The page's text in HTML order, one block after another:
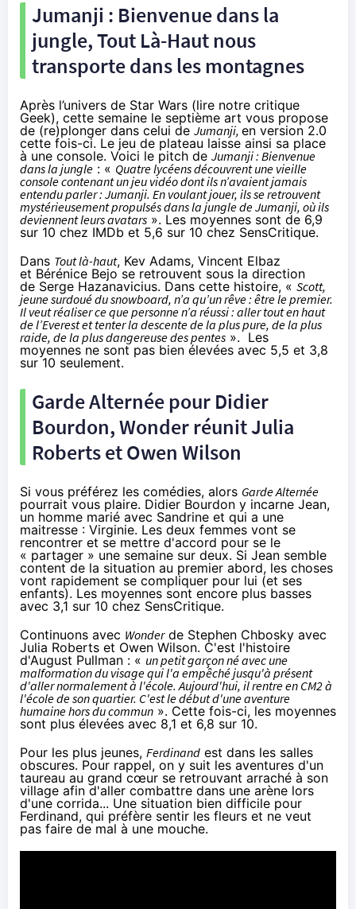
Jumanji : Bienvenue dans la
jungle, Tout Là-Haut nous
transporte dans les montagnes
Après l’univers de Star Wars (lire notre critique
Geek), cette semaine le septième art vous propose
de (re)plonger dans celui de Jumanji, en version 2.0
cette fois-ci. Le jeu de plateau laisse ainsi sa place
à une console. Voici le pitch de Jumanji : Bienvenue
dans la jungle : « Quatre lycéens découvrent une vieille
console contenant un jeu vidéo dont ils n’avaient jamais
entendu parler : Jumanji. En voulant jouer, ils se retrouvent
mystérieusement propulsés dans la jungle de Jumanji, où ils
deviennent leurs avatars ». Les moyennes sont de 6,9
sur 10 chez IMDb et 5,6 sur 10 chez SensCritique.
Dans Tout là-haut, Kev Adams, Vincent Elbaz
et Bérénice Bejo se retrouvent sous la direction
de Serge Hazanavicius. Dans cette histoire, « Scott,
jeune surdoué du snowboard, n’a qu’un rêve : être le premier.
Il veut réaliser ce que personne n’a réussi : aller tout en haut
de l’Everest et tenter la descente de la plus pure, de la plus
raide, de la plus dangereuse des pentes ». Les
moyennes ne sont pas bien élevées avec 5,5 et 3,8
sur 10 seulement.
Garde Alternée pour Didier
Bourdon, Wonder réunit Julia
Roberts et Owen Wilson
Si vous préférez les comédies, alors Garde Alternée
pourrait vous plaire. Didier Bourdon y incarne Jean,
un homme marié avec Sandrine et qui a une
maitresse : Virginie. Les deux femmes vont se
rencontrer et se mettre d'accord pour se le
« partager » une semaine sur deux. Si Jean semble
content de la situation au premier abord, les choses
vont rapidement se compliquer pour lui (et ses
enfants). Les moyennes sont encore plus basses
avec 3,1 sur 10 chez SensCritique.
Continuons avec Wonderde Stephen Chbosky avec
Julia Roberts et Owen Wilson. C'est l'histoire
d'August Pullman : « un petit garçon né avec une
malformation du visage qui l'a empêché jusqu'à présent
d'aller normalement à l'école. Aujourd'hui, il rentre en CM2 à
l'école de son quartier. C'est le début d'une aventure
humaine hors du commun ». Cette fois-ci, les moyennes
sont plus élevées avec 8,1 et 6,8 sur 10.
Pour les plus jeunes, Ferdinand est dans les salles
obscures. Pour rappel, on y suit les aventures d'un
taureau au grand cœur se retrouvant arraché à son
village afin d'aller combattre dans une arène lors
d'une corrida... Une situation bien difficile pour
Ferdinand, qui préfère sentir les fleurs et ne veut
pas faire de mal à une mouche.